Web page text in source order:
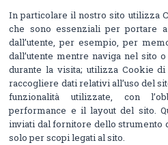
In particolare il nostro sito utilizza
che sono essenziali per portare
dall’utente, per esempio, per
dall’utente mentre naviga nel sito
durante la visita; utilizza Cookie
raccogliere dati relativi all’uso del
funzionalità utilizzate, con
performance e il layout del sito.
inviati dal fornitore dello strumento
solo per scopi legati al sito.